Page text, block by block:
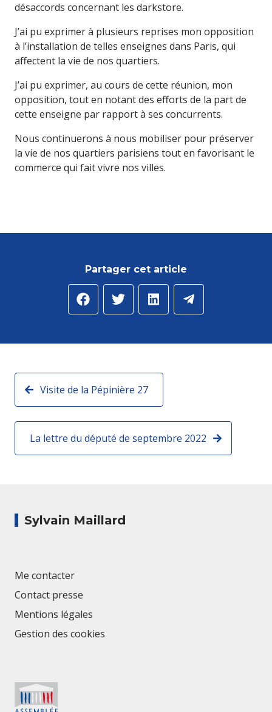
désaccords concernant les darkstore.
J’ai pu exprimer à plusieurs reprises mon opposition
à l’installation de telles enseignes dans Paris, qui
affectent la vie de nos quartiers.
J’ai pu exprimer, au cours de cette réunion, mon
opposition, tout en notant des efforts de la part de
cette enseigne par rapport à ses concurrents.
Nous continuerons à nous mobiliser pour préserver
la vie de nos quartiers parisiens tout en favorisant le
commerce qui fait vivre nos villes.
Partager cet article
Visite de la Pépinière 27
La lettre du député de septembre 2022
Sylvain Maillard
Me contacter
Contact presse
Mentions légales
Gestion des cookies